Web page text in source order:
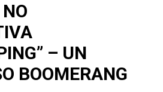
– UN
BOOMERANG